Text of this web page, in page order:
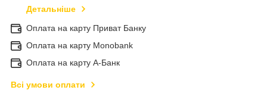
Детальніше
Оплата на карту Приват Банку
Оплата на карту Monobank
Оплата на карту А-Банк
Всі умови оплати